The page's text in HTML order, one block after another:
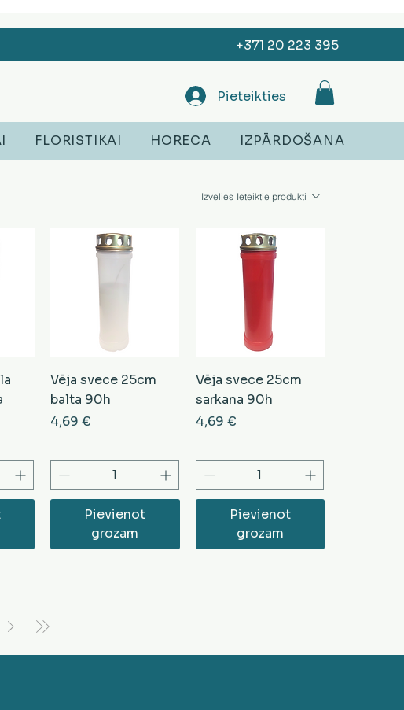
+371 20 223 395
Pieteikties
FLORISTIKAI HORECA IZPĀRDOŠANA
Izvēlies Ieteiktie produkti
Vēja svece 25cm
balta 90h
Cena
4,69 €
Pievienot
grozam
Vēja svece 25cm
sarkana 90h
Cena
4,69 €
Pievienot
grozam